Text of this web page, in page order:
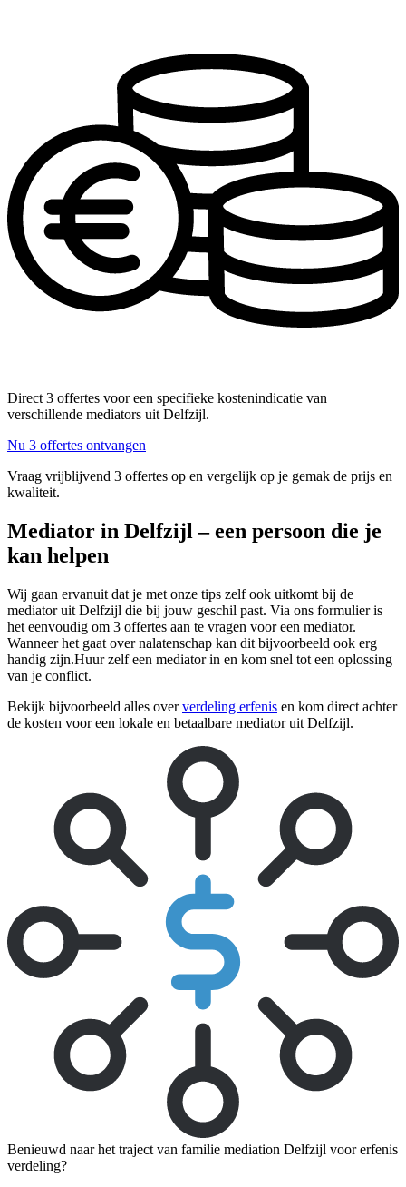
Direct 3 offertes voor een specifieke kostenindicatie van
verschillende mediators uit Delfzijl.
Nu 3 offertes ontvangen
Vraag vrijblijvend 3 offertes op en vergelijk op je gemak de prijs en
kwaliteit.
Mediator in Delfzijl – een persoon die je
kan helpen
Wij gaan ervanuit dat je met onze tips zelf ook uitkomt bij de
mediator uit Delfzijl die bij jouw geschil past. Via ons formulier is
het eenvoudig om 3 offertes aan te vragen voor een mediator.
Wanneer het gaat over nalatenschap kan dit bijvoorbeeld ook erg
handig zijn.Huur zelf een mediator in en kom snel tot een oplossing
van je conflict.
Bekijk bijvoorbeeld alles oververdeling erfenis en kom direct achter
de kosten voor een lokale en betaalbare mediator uit Delfzijl.
Benieuwd naar het traject van familie mediation Delfzijl voor erfenis
verdeling?